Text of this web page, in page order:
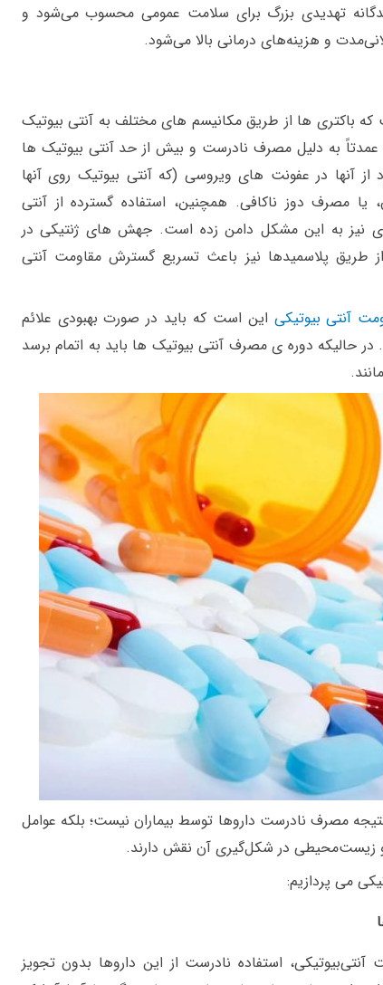
تهدیدی بزرگ برای سلامت عمومی محسوب می‌شود و
و هزینه‌های درمانی بالا می‌شود.
باکتری ها از طریق مکانیسم های مختلف به آنتی بیوتیک
عمدتاً به دلیل مصرف نادرست و بیش از حد آنتی بیوتیک ها
از آنها در عفونت های ویروسی (که آنتی بیوتیک روی آنها
یا مصرف دوز ناکافی. همچنین، استفاده گسترده از آنتی
نیز به این مشکل دامن زده است. جهش های ژنتیکی در
طریق پلاسمیدها نیز باعث تسریع گسترش مقاومت آنتی
آنتی بیوتیکی این است که باید در صورت بهبودی علائم
حالیکه دوره ی مصرف آنتی بیوتیک ها باید به اتمام برسد
مصرف نادرست داروها توسط بیماران نیست؛ بلکه عوامل
زیست‌محیطی در شکل‌گیری آن نقش دارند.
آنتی‌بیوتیکی، استفاده نادرست از این داروها بدون تجویز